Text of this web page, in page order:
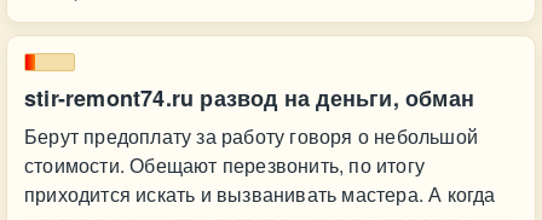
stir-remont74.ru развод на деньги, обман
Берут предоплату за работу говоря о небольшой
стоимости. Обещают перезвонить, по итогу
приходится искать и вызванивать мастера. А когда